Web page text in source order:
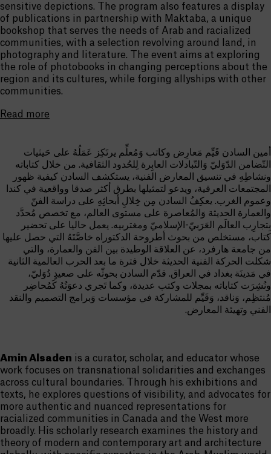
sensitive depictions. The program also features a display
of publications in partnership with Maktaba, a unique
bookshop that serves the needs of Arab and racialized
communities, with a selection revolving around land, in
photography and literature. The event aims at exploring
the role of photobooks in changing perceptions about the
region and its cultures, while forging allyships with other
communities.
Read more
أمين السادن قَيِّم مَعارِض وكاتب وَمُعلِّم يرتَكِز عَمَلُهُ على حَيثيات
التّضامن الدّوَليّ وَالتّبادلات العابِرة لِلحُدود الثقافية. من خلال كتاباته
ونشاطِهِ في تنسيق المعارض الفنية، يستكشف السادن كيفية ظهور
المجتمعات العرقية، ويدعو لتمثيلها بطرق أكثر صدقا وواقعية في كندا
وعموم الغرب. يعكِفُ السادن مِن خِلالِ أبحاثِهِ على دراسة الفنّ
والعمارة الحديثة وَالمُعاصرة على مستوى العالم، مع تخصص مُحدَّد
بِتجارِب العالَم العَرَبيّ-الإسلاميّ ومغتربيه. يعمل حاليا على تحضير
كتاب، مستخلص من بحوث أطروحة الدكتوراه خاصَّتَهُ التي حصل عليها
من جامعة هارفرد، عن العلاقة الوطيدة بين الفن والعمارة، والتي
شكلت الحركة الفنية الحديثة خلال فترة ما بعد الحرب العالمية الثانية
في مَدينَة بغداد في العراق. قدّم السادن بحوثّه على صعيدٍ دُوَليّ،
ونُشِرَت كتاباته بمجلات وكتب عديدة، وكما تَجري دعوَتُهُ كَمُحاضِر
مُنتظِم، وَناقد، وَقَيِّم للمشاركة في مؤسسات وَبرامج التصميم والنقد
الفني وتهيئة المعارض.
Amin Alsaden is a curator, scholar, and educator whose
work focuses on transnational solidarities and exchanges
across cultural boundaries. Through his exhibitions and
texts, he explores questions of visibility, and advocates for
more authentic and nuanced representations for
racialized communities in Canada and the West more
broadly. His scholarly research examines the history and
theory of modern and contemporary art and architecture